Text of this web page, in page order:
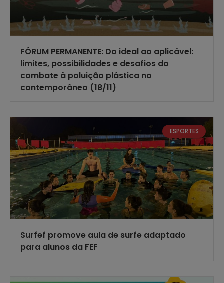
FÓRUM PERMANENTE: Do ideal ao aplicável:
limites, possibilidades e desafios do
combate à poluição plástica no
contemporâneo (18/11)
ESPORTES
Surfef promove aula de surfe adaptado
para alunos da FEF